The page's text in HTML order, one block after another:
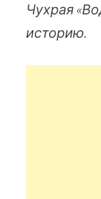
Чухрая
историю.